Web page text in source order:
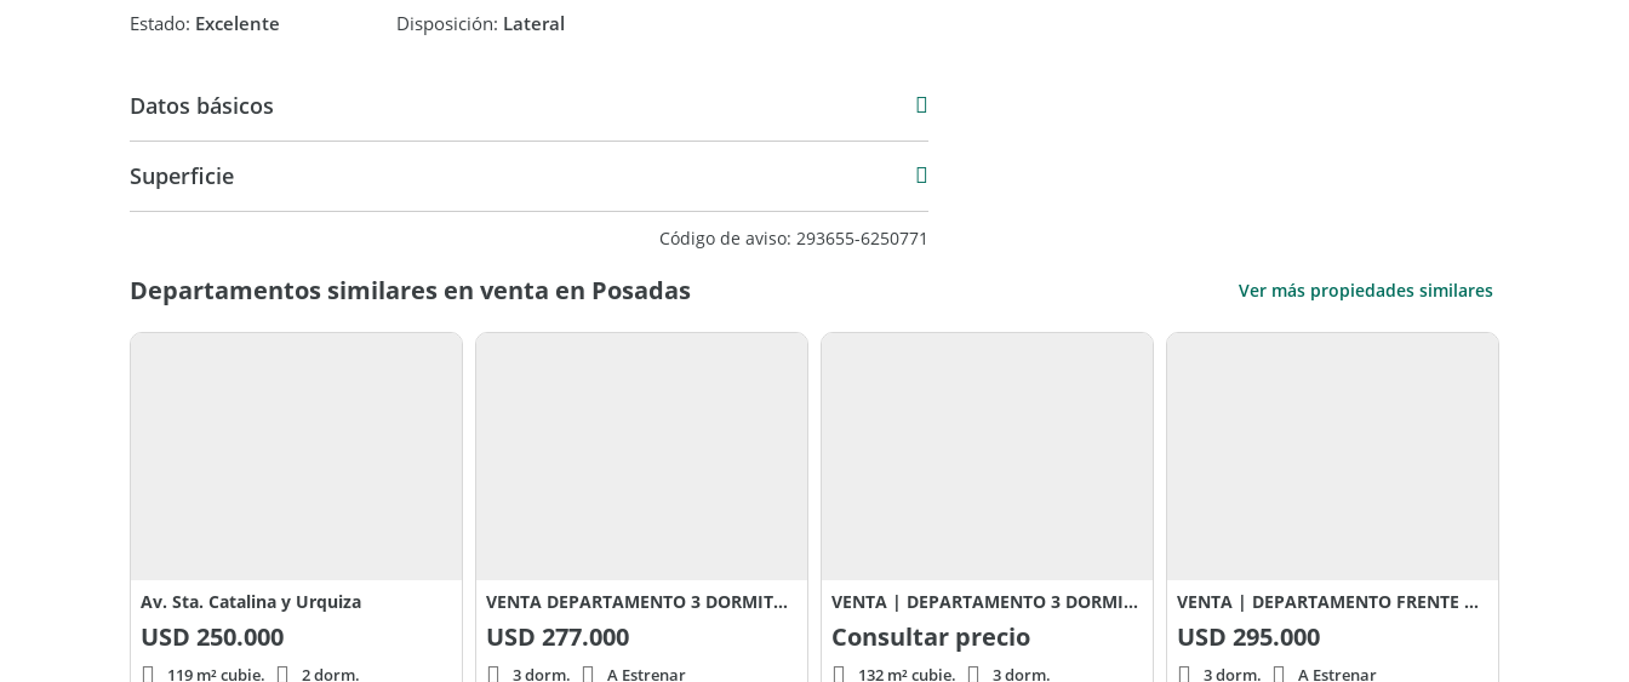
Estado: Excelente Disposición: Lateral
Datos básicos
Departamento
Superficie
Código de aviso: 293655-6250771
Departamentos similares en venta en Posadas Ver más propiedades similares
Av. Sta. Catalina y Urquiza
USD 250.000
119 m² cubie. 2 dorm.
VENTA DEPARTAMENTO 3 DORMITORIOS DIFICIO ROCK ZAFIRO, POSADAS
USD 277.000
3 dorm. A Estrenar
VENTA | DEPARTAMENTO 3 DORMITORIOS – PROYECTO SANTA MARÍA
Consultar precio
132 m² cubie. 3 dorm.
VENTA | DEPARTAMENTO FRENTE A LA COSTANERA – POSADAS
USD 295.000
3 dorm. A Estrenar